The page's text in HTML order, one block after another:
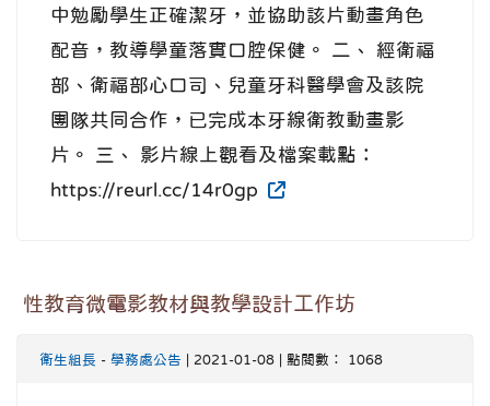
中勉勵學生正確潔牙，並協助該片動畫角色
配音，教導學童落實口腔保健。 二、 經衛福
部、衛福部心口司、兒童牙科醫學會及該院
團隊共同合作，已完成本牙線衛教動畫影
片。 三、 影片線上觀看及檔案載點：
https://reurl.cc/14r0gp
性教育微電影教材與教學設計工作坊
衛生組長 - 學務處公告 | 2021-01-08 | 點閱數： 1068